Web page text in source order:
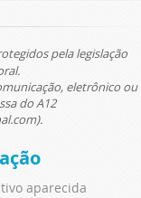
pela legislação
eletrônico ou
do A12
aparecida